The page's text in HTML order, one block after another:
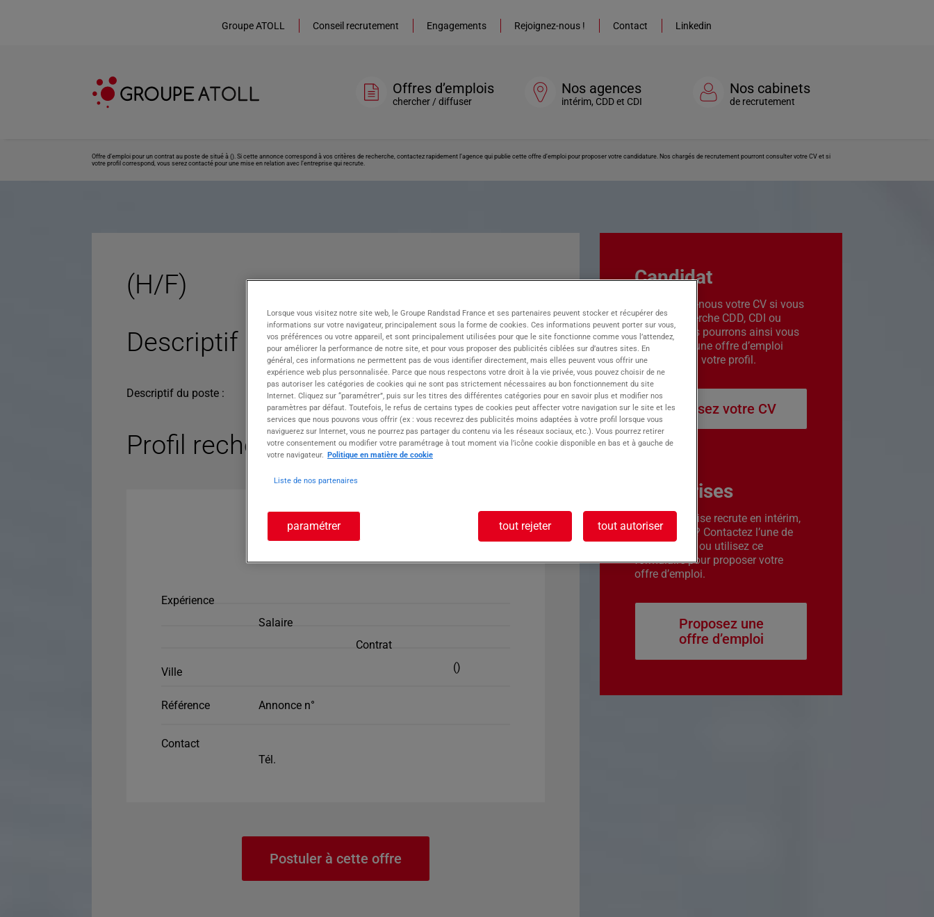
Groupe ATOLL Conseil recrutement Engagements Rejoignez-nous ! Contact Linkedin
Offres d’emplois
chercher / diffuser
Nos agences
intérim, CDD et CDI
Nos cabinets
de recrutement
Offre d’emploi pour un contrat au poste de situé à (). Si cette annonce correspond à vos critères de recherche, contactez rapidement l’agence qui publie cette offre d’emploi pour proposer votre candidature. Nos chargés de recrutement pourront consulter votre CV et si
votre profil correspond, vous serez contacté pour une mise en relation avec l’entreprise qui recrute.
(H/F)
Descriptif du poste :
Descriptif du poste :
Profil recherché
Expérience
Salaire
Contrat
Ville ()
Référence Annonce n°
Contact
Tél.
Postuler à cette offre
Candidat
Transmettez-nous votre CV si vous
êtes en recherche CDD, CDI ou
intérim. Nous pourrons ainsi vous
contacter si une offre d’emploi
correspond à votre profil.
Déposez votre CV
Entreprises
Votre entreprise recrute en intérim,
CDD ou CDI ? Contactez l’une de
nos agences ou utilisez ce
formulaire pour proposer votre
offre d’emploi.
Proposez une
offre d’emploi
Lorsque vous visitez notre site web, le Groupe Randstad France et ses partenaires peuvent stocker et récupérer des
informations sur votre navigateur, principalement sous la forme de cookies. Ces informations peuvent porter sur vous,
vos préférences ou votre appareil, et sont principalement utilisées pour que le site fonctionne comme vous l’attendez,
pour améliorer la performance de notre site, et pour vous proposer des publicités ciblées sur d’autres sites. En
général, ces informations ne permettent pas de vous identifier directement, mais elles peuvent vous offrir une
expérience web plus personnalisée. Parce que nous respectons votre droit à la vie privée, vous pouvez choisir de ne
pas autoriser les catégories de cookies qui ne sont pas strictement nécessaires au bon fonctionnement du site
Internet. Cliquez sur “paramétrer”, puis sur les titres des différentes catégories pour en savoir plus et modifier nos
paramètres par défaut. Toutefois, le refus de certains types de cookies peut affecter votre navigation sur le site et les
services que nous pouvons vous offrir (ex : vous recevrez des publicités moins adaptées à votre profil lorsque vous
naviguerez sur Internet, vous ne pourrez pas partager du contenu via les réseaux sociaux, etc.). Vous pourrez retirer
votre consentement ou modifier votre paramétrage à tout moment via l’icône cookie disponible en bas et à gauche de
votre navigateur. Politique en matière de cookie
Liste de nos partenaires
paramétrer tout rejeter tout autoriser